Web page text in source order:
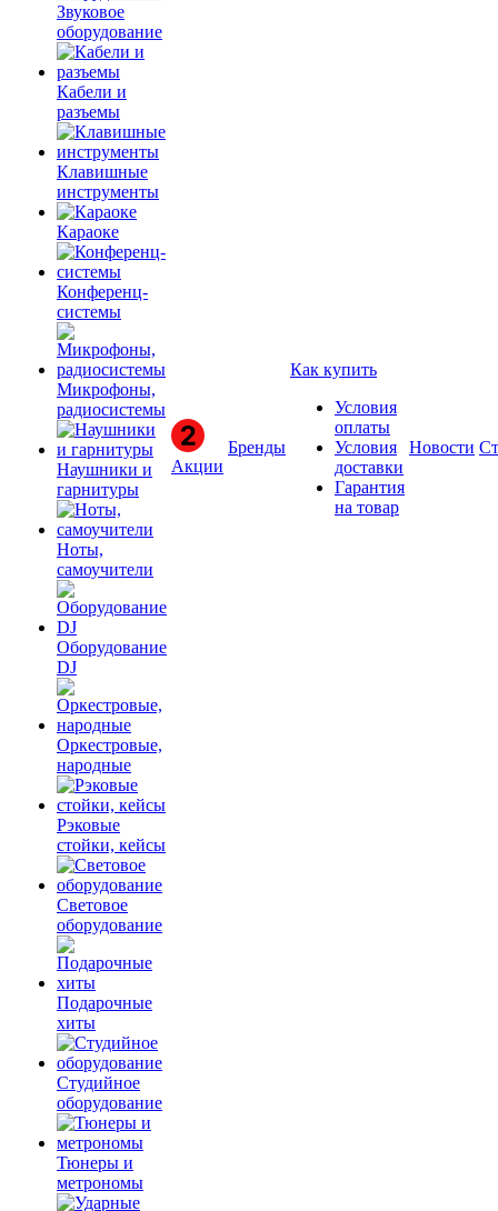
Звуковое
оборудование
Кабели и
разъемы
Клавишные
инструменты
Караоке
Конференц-
системы
Микрофоны,
радиосистемы
Наушники и
гарнитуры
Ноты,
самоучители
Оборудование
DJ
Оркестровые,
народные
Рэковые
стойки, кейсы
Световое
оборудование
Подарочные
хиты
Студийное
оборудование
Тюнеры и
метрономы
Акции
Бренды
Как купить
Условия
оплаты
Условия
доставки
Гарантия
на товар
Новости